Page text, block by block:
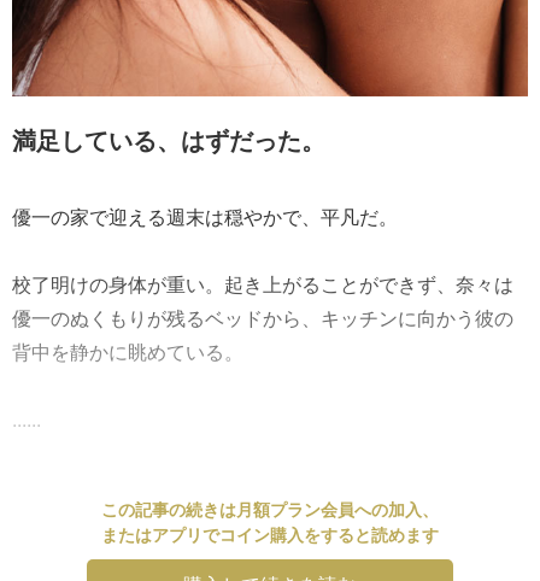
満足している、はずだった。
優一の家で迎える週末は穏やかで、平凡だ。
校了明けの身体が重い。起き上がることができず、奈々は
優一のぬくもりが残るベッドから、キッチンに向かう彼の
背中を静かに眺めている。
......
この記事の続きは月額プラン会員への加入、
またはアプリでコイン購入をすると読めます